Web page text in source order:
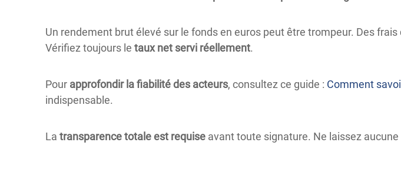
Un rendement brut élevé sur le fonds en euros peut être trompeur. Des
Vérifiez toujours le taux net servi réellement.
Pour approfondir la fiabilité des acteurs, consultez ce guide : Comment
indispensable.
La transparence totale est requise avant toute signature. Ne laissez aucune